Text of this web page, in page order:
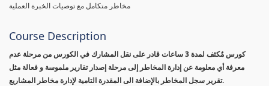
مخاطر متكامل مع توصيات الخبرة العملية
Course Description
كورس مٌكثف لمدة 3 ساعات قادر على نقل المشارك في الكورس من مرحلة عدم
معرفة أي معلومة عن إدارة المخاطر إلى مرحلة إصدار تقارير ملموسة و فعالة مثل
تقرير سجل المخاطر بالإضافة الى المقدرة التامية لإدارة مخاطر المشاريع.